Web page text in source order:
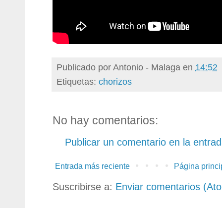
Publicado porAntonio - Malaga en 14:52
Etiquetas: chorizos
No hay comentarios:
Publicar un comentario en la
Entrada más reciente Página
Suscribirse a: Enviar comentarios